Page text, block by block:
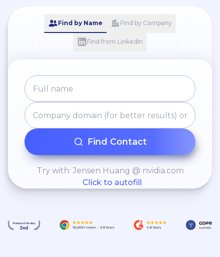
Find by Name Find by Company
Find from LinkedIn
Find Contact
Try with: Jensen Huang @ nvidia.com
Click to autofill